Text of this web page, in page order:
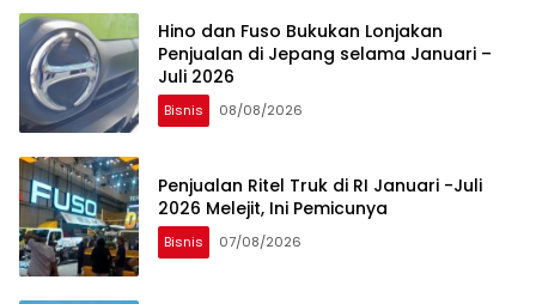
Hino dan Fuso Bukukan Lonjakan
Penjualan di Jepang selama Januari –
Juli 2026
Bisnis 08/08/2026
Penjualan Ritel Truk di RI Januari -Juli
2026 Melejit, Ini Pemicunya
Bisnis 07/08/2026